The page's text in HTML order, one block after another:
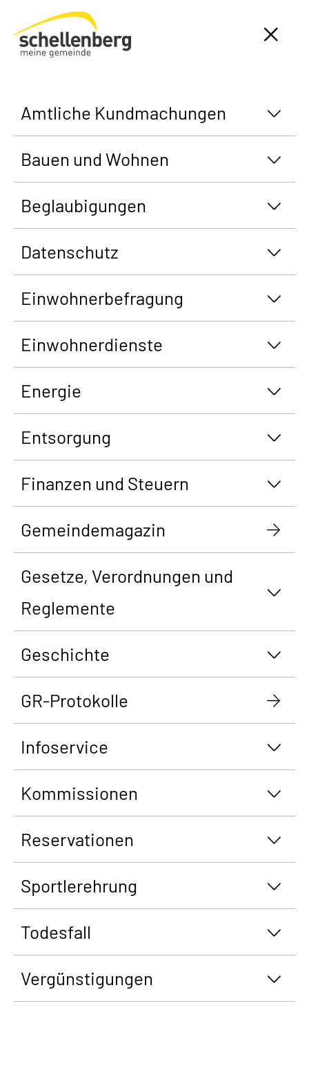
Gemeinde Schellenberg Startseite
Amtliche Kundmachungen
Bauen und Wohnen
Beglaubigungen
Datenschutz
Einwohnerbefragung
Einwohnerdienste
Energie
Entsorgung
Finanzen und Steuern
Gemeindemagazin
Gesetze, Verordnungen und
Reglemente
Geschichte
GR-Protokolle
Infoservice
Kommissionen
Reservationen
Sportlerehrung
Todesfall
Vergünstigungen